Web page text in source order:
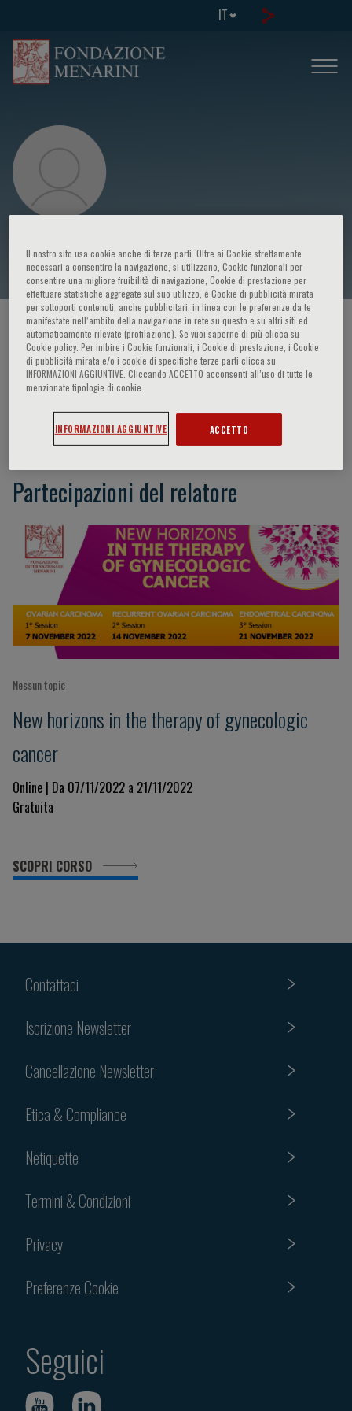
IT
Anna Fagotti
HOME PAGE / CORSI ED EVENTI / RELATORE
Anna Fagotti
Partecipazioni del relatore
Nessun topic
New horizons in the therapy of gynecologic
cancer
Online | Da 07/11/2022 a 21/11/2022
Gratuita
SCOPRI CORSO
Contattaci
Iscrizione Newsletter
Cancellazione Newsletter
Etica & Compliance
Netiquette
Termini & Condizioni
Privacy
Preferenze Cookie
Seguici
Il nostro sito usa cookie anche di terze parti. Oltre ai Cookie strettamente
necessari a consentire la navigazione, si utilizzano, Cookie funzionali per
consentire una migliore fruibilità di navigazione, Cookie di prestazione per
effettuare statistiche aggregate sul suo utilizzo, e Cookie di pubblicità mirata
per sottoporti contenuti, anche pubblicitari, in linea con le preferenze da te
manifestate nell‘ambito della navigazione in rete su questo e su altri siti ed
automaticamente rilevate (profilazione). Se vuoi saperne di più clicca su
Cookie policy. Per inibire i Cookie funzionali, i Cookie di prestazione, i Cookie
di pubblicità mirata e/o i cookie di specifiche terze parti clicca su
INFORMAZIONI AGGIUNTIVE. Cliccando ACCETTO acconsenti all’uso di tutte le
menzionate tipologie di cookie.
INFORMAZIONI AGGIUNTIVE ACCETTO